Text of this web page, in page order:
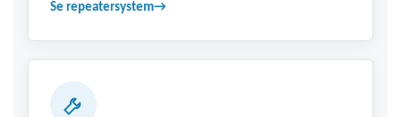
Se repeatersystem→